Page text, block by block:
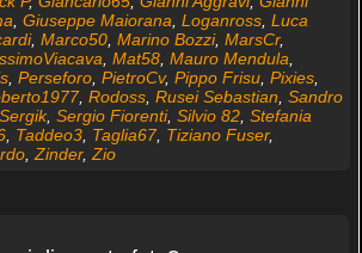
Giuseppe Maiorana Loganross, Luca
, Marco50, Marino Bozzi, MarsCr,
Mat58, Mauro Mendula
, Perseforo, PietroCv, Pippo Frisu, Pixies,
, Rodoss, Rusei Sebastian Sandro
Sergik, Sergio Fiorenti, Silvio 82, Stefania
, Taddeo3, Taglia67, Tiziano Fuser,
, Zinder, Zio